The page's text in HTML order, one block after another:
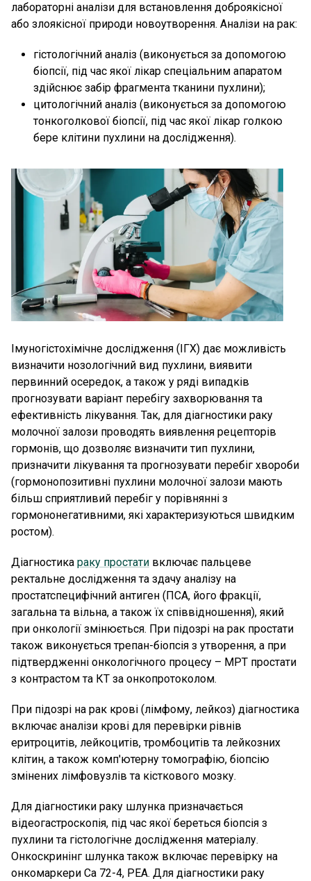
лабораторні аналізи для встановлення доброякісної
або злоякісної природи новоутворення. Аналізи на рак:
гістологічний аналіз (виконується за допомогою
біопсії, під час якої лікар спеціальним апаратом
здійснює забір фрагмента тканини пухлини);
цитологічний аналіз (виконується за допомогою
тонкоголкової біопсії, під час якої лікар голкою
бере клітини пухлини на дослідження).
Імуногістохімічне дослідження (ІГХ) дає можливість
визначити нозологічний вид пухлини, виявити
первинний осередок, а також у ряді випадків
прогнозувати варіант перебігу захворювання та
ефективність лікування. Так, для діагностики раку
молочної залози проводять виявлення рецепторів
гормонів, що дозволяє визначити тип пухлини,
призначити лікування та прогнозувати перебіг хвороби
(гормонопозитивні пухлини молочної залози мають
більш сприятливий перебіг у порівнянні з
гормононегативними, які характеризуються швидким
ростом).
Діагностика раку простати включає пальцеве
ректальне дослідження та здачу аналізу на
простатспецифічний антиген (ПСА, його фракції,
загальна та вільна, а також їх співвідношення), який
при онкології змінюється. При підозрі на рак простати
також виконується трепан-біопсія з утворення, а при
підтвердженні онкологічного процесу – МРТ простати
з контрастом та КТ за онкопротоколом.
При підозрі на рак крові (лімфому, лейкоз) діагностика
включає аналізи крові для перевірки рівнів
еритроцитів, лейкоцитів, тромбоцитів та лейкозних
клітин, а також комп'ютерну томографію, біопсію
змінених лімфовузлів та кісткового мозку.
Для діагностики раку шлунка призначається
відеогастроскопія, під час якої береться біопсія з
пухлини та гістологічне дослідження матеріалу.
Онкоскринінг шлунка також включає перевірку на
онкомаркери Са 72-4, РЕА. Для діагностики раку